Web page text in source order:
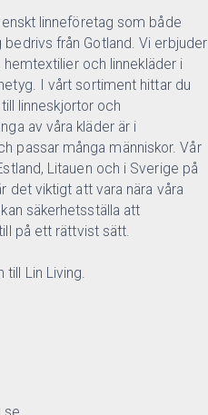
linneföretag som både
bedrivs från Gotland. Vi erbjuder
hemtextilier och linnekläder i
I vårt sortiment hittar du
linneskjortor och
av våra kläder är i
passar många människor. Vår
Litauen och i Sverige på
det viktigt att vara nära våra
säkerhetsställa att
på ett rättvist sätt.
till Lin Living.